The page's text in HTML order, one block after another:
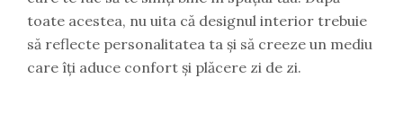
toate acestea, nu uita că designul interior trebuie
să reflecte personalitatea ta și să creeze un mediu
care îți aduce confort și plăcere zi de zi.